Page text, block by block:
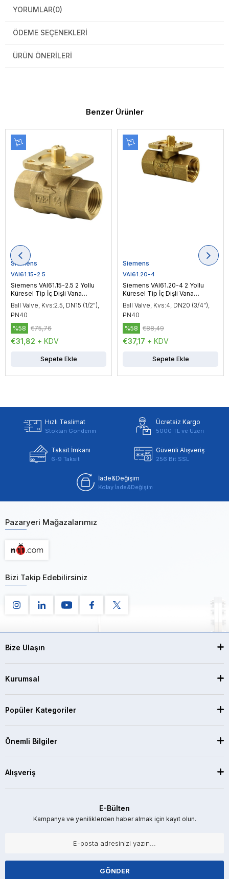
YORUMLAR(0)
ÖDEME SEÇENEKLERI
ÜRÜN ÖNERILERI
Benzer Ürünler
Siemens
VAI61.15-2.5
Siemens VAI61.15-2.5 2 Yollu
Küresel Tip İç Dişli Vana
Gövdesi, DN15 (1/2"), PN40
Ball Valve, Kvs:2.5, DN15 (1/2"),
PN40
€31,82 + KDV
%58 €75,76
Sepete Ekle
Siemens
VAI61.20-4
Siemens VAI61.20-4 2 Yollu
Küresel Tip İç Dişli Vana
Gövdesi, DN20 (3/4"), PN40
Ball Valve, Kvs:4, DN20 (3/4"),
PN40
€37,17 + KDV
%58 €88,49
Sepete Ekle
Hızlı Teslimat
Stoktan Gönderim
Ücretsiz Kargo
5000 TL ve Üzeri
Taksit İmkanı
6-9 Taksit
Güvenli Alışveriş
256 Bit SSL
İade&Değişim
Kolay İade&Değişim
Pazaryeri Mağazalarımız
Bizi Takip Edebilirsiniz
Bize Ulaşın
Kurumsal
Popüler Kategoriler
Önemli Bilgiler
Alışveriş
E-Bülten
Kampanya ve yeniliklerden haber almak için kayıt olun.
GÖNDER